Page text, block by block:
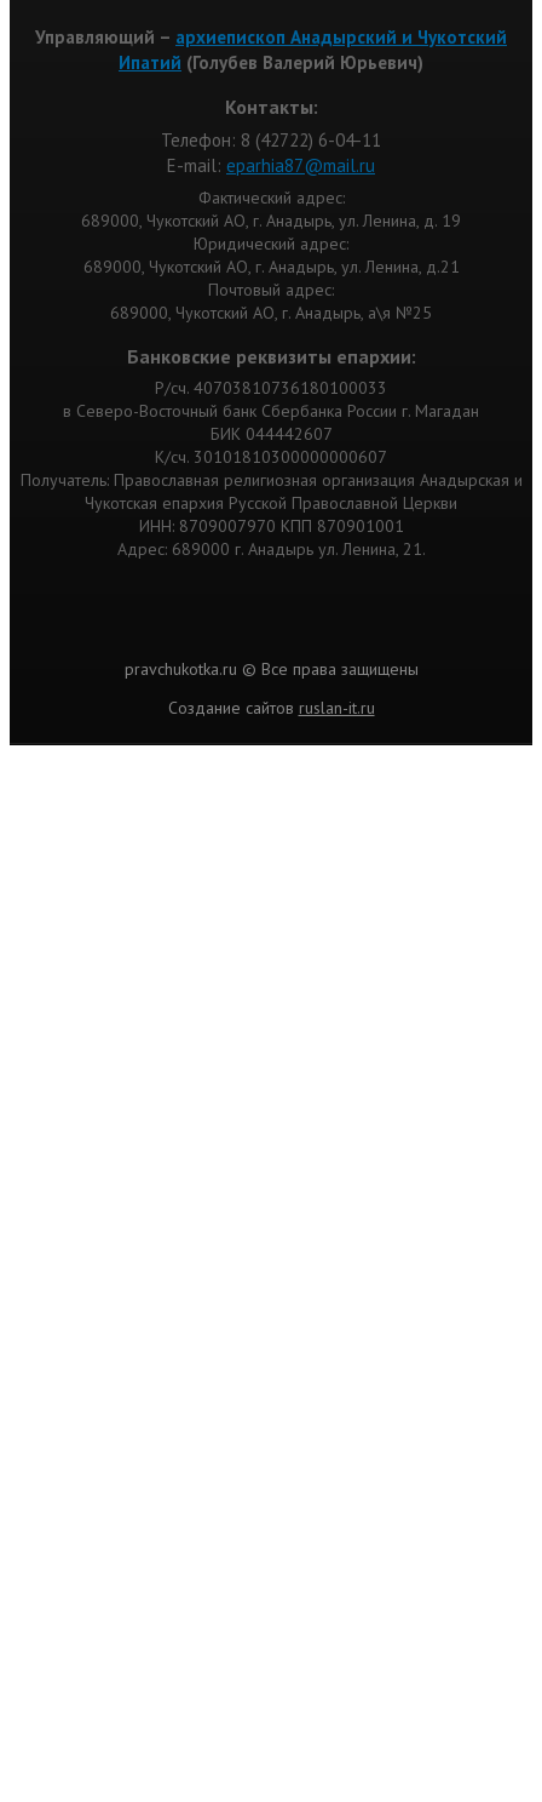
Управляющий – архиепископ Анадырский и Чукотский
Ипатий (Голубев Валерий Юрьевич)
Контакты:
Телефон: 8 (42722) 6-04-11
Е-mail: eparhia87@mail.ru
Фактический адрес:
689000, Чукотский АО, г. Анадырь, ул. Ленина, д. 19
Юридический адрес:
689000, Чукотский АО, г. Анадырь, ул. Ленина, д.21
Почтовый адрес:
689000, Чукотский АО, г. Анадырь, а\я №25
Банковские реквизиты епархии:
Р/сч. 40703810736180100033
в Северо-Восточный банк Сбербанка России г. Магадан
БИК 044442607
К/сч. 30101810300000000607
Получатель: Православная религиозная организация Анадырская и
Чукотская епархия Русской Православной Церкви
ИНН: 8709007970 КПП 870901001
Адрес: 689000 г. Анадырь ул. Ленина, 21.
pravchukotka.ru © Все права защищены
Cоздание сайтов ruslan-it.ru